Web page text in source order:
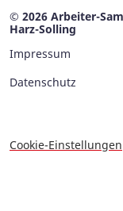
© 2026 Arbeiter-
Harz-Solling
Impressum
Datenschutz
Cookie-Einstellungen